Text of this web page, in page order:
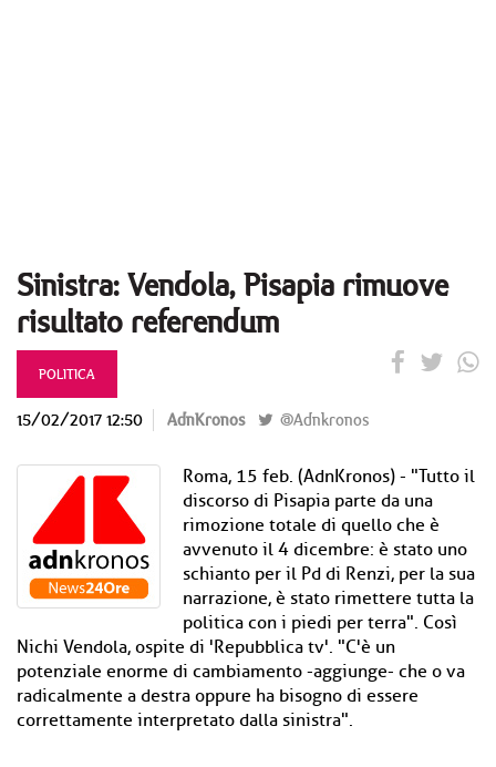
Sinistra: Vendola, Pisapia rimuove
risultato referendum
POLITICA
15/02/2017 12:50 AdnKronos @Adnkronos
Roma, 15 feb. (AdnKronos) - "Tutto il
discorso di Pisapia parte da una
rimozione totale di quello che è
avvenuto il 4 dicembre: è stato uno
schianto per il Pd di Renzi, per la sua
narrazione, è stato rimettere tutta la
politica con i piedi per terra". Così
Nichi Vendola, ospite di 'Repubblica tv'. "C'è un
potenziale enorme di cambiamento -aggiunge- che o va
radicalmente a destra oppure ha bisogno di essere
correttamente interpretato dalla sinistra".